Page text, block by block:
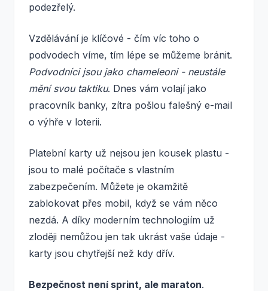
podezřelý.
Vzdělávání je klíčové - čím víc toho o
podvodech víme, tím lépe se můžeme bránit.
Podvodníci jsou jako chameleoni - neustále
mění svou taktiku. Dnes vám volají jako
pracovník banky, zítra pošlou falešný e-mail
o výhře v loterii.
Platební karty už nejsou jen kousek plastu -
jsou to malé počítače s vlastním
zabezpečením. Můžete je okamžitě
zablokovat přes mobil, když se vám něco
nezdá. A díky moderním technologiím už
zloději nemůžou jen tak ukrást vaše údaje -
karty jsou chytřejší než kdy dřív.
Bezpečnost není sprint, ale maraton.